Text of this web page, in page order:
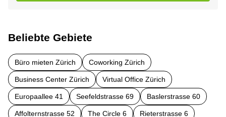
Beliebte Gebiete
Büro mieten Zürich Coworking Zürich
Business Center Zürich Virtual Office Zürich
Europaallee 41 Seefeldstrasse 69 Baslerstrasse 60
Affolternstrasse 52 The Circle 6 Rieterstrasse 6